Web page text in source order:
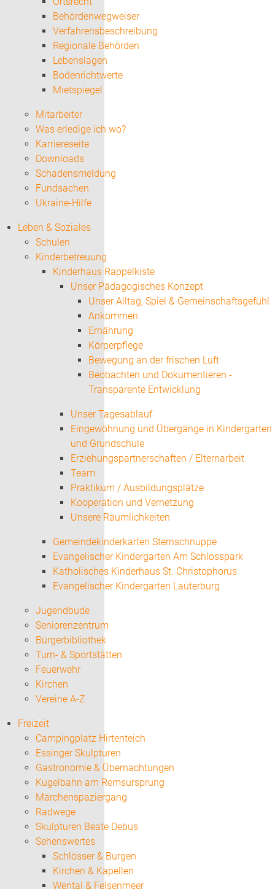
Behördenwegweiser
Verfahrensbeschreibung
Regionale Behörden
Lebenslagen
Bodenrichtwerte
Mietspiegel
Mitarbeiter
Was erledige ich wo?
Karriereseite
Downloads
Schadensmeldung
Fundsachen
Ukraine-Hilfe
Leben & Soziales
Schulen
Kinderbetreuung
Kinderhaus Rappelkiste
Unser Pädagogisches Konzept
Unser Alltag, Spiel & Gemeinschaftsgefühl
Ankommen
Ernährung
Körperpflege
Bewegung an der frischen Luft
Beobachten und Dokumentieren -
Transparente Entwicklung
Unser Tagesablauf
Eingewöhnung und Übergänge in Kindergarten
und Grundschule
Erziehungspartnerschaften / Elternarbeit
Team
Praktikum / Ausbildungsplätze
Kooperation und Vernetzung
Unsere Räumlichkeiten
Gemeindekinderkarten Sternschnuppe
Evangelischer Kindergarten Am Schlosspark
Katholisches Kinderhaus St. Christophorus
Evangelischer Kindergarten Lauterburg
Jugendbude
Seniorenzentrum
Bürgerbibliothek
Turn- & Sportstätten
Feuerwehr
Kirchen
Vereine A-Z
Freizeit
Campingplatz Hirtenteich
Essinger Skulpturen
Gastronomie & Übernachtungen
Kugelbahn am Remsursprung
Märchenspaziergang
Radwege
Skulpturen Beate Debus
Sehenswertes
Schlösser & Burgen
Kirchen & Kapellen
Wental & Felsenmeer